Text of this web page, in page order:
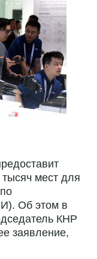
мест для
Об этом в
КНР
заявление,